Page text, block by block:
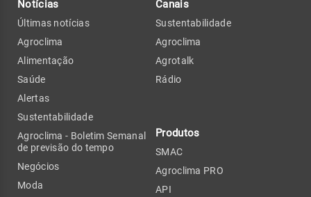
Notícias
Últimas notícias
Agroclima
Alimentação
Saúde
Alertas
Sustentabilidade
Agroclima - Boletim Semanal
de previsão do tempo
Negócios
Moda
Canais
Sustentabilidade
Agroclima
Agrotalk
Rádio
Produtos
SMAC
Agroclima PRO
API